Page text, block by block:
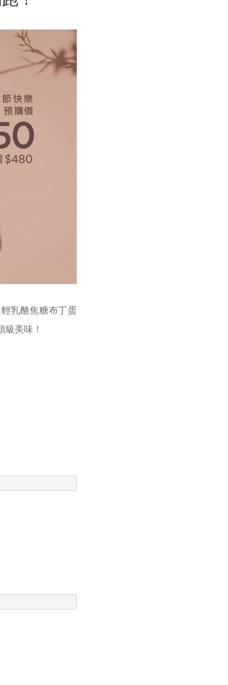
乳酪焦糖布丁蛋
級美味！